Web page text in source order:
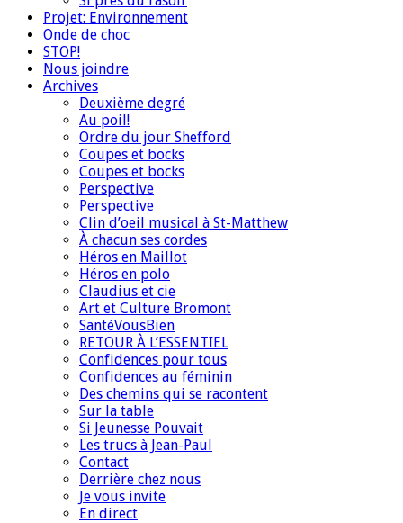
Projet: Environnement
Onde de choc
STOP!
Nous joindre
Archives
Deuxième degré
Au poil!
Ordre du jour Shefford
Coupes et bocks
Coupes et bocks
Perspective
Perspective
Clin d’oeil musical à St-Matthew
À chacun ses cordes
Héros en Maillot
Héros en polo
Claudius et cie
Art et Culture Bromont
SantéVousBien
RETOUR À L’ESSENTIEL
Confidences pour tous
Confidences au féminin
Des chemins qui se racontent
Sur la table
Si Jeunesse Pouvait
Les trucs à Jean-Paul
Contact
Derrière chez nous
Je vous invite
En direct